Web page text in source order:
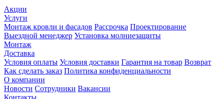
Акции
Услуги
Монтаж кровли и фасадов Рассрочка Проектирование
Выездной менеджер Установка молниезащиты
Монтаж
Доставка
Условия оплаты Условия доставки Гарантия на товар Возврат
Как сделать заказ Политика конфиденциальности
О компании
Новости Сотрудники Вакансии
Контакты